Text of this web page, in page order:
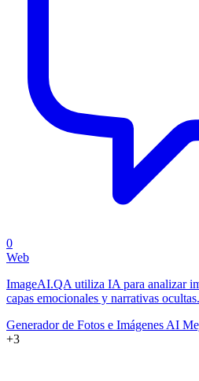
0
Web
ImageAI.QA utiliza IA para analizar
capas emocionales y narrativas ocultas.
Generador de Fotos e Imágenes AI
+3